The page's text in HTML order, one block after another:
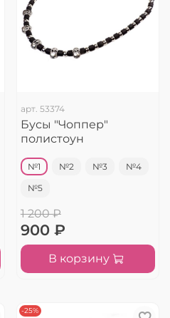
арт. 53374
Бусы "Чоппер"
полистоун
№1 №2 №3 №4
№5
1 200 ₽
900 ₽
В корзину
-25%